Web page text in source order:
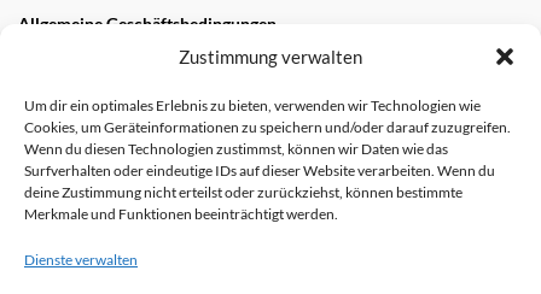
Zustimmung verwalten
Um dir ein optimales Erlebnis zu bieten, verwenden wir Technologien wie
Cookies, um Geräteinformationen zu speichern und/oder darauf zuzugreifen.
Wenn du diesen Technologien zustimmst, können wir Daten wie das
Surfverhalten oder eindeutige IDs auf dieser Website verarbeiten. Wenn du
deine Zustimmung nicht erteilst oder zurückziehst, können bestimmte
Merkmale und Funktionen beeinträchtigt werden.
Dienste verwalten
Allgemeine Geschäftsbedingungen
„Wandern und Genießen“ im Biosphärengebiet und
Geopark Schwäbische Alb
28. OKTOBER 2022